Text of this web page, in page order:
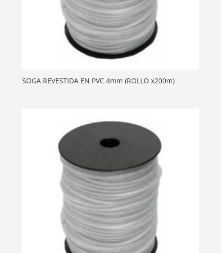
SOGA REVESTIDA EN PVC 4mm (ROLLO x200m)